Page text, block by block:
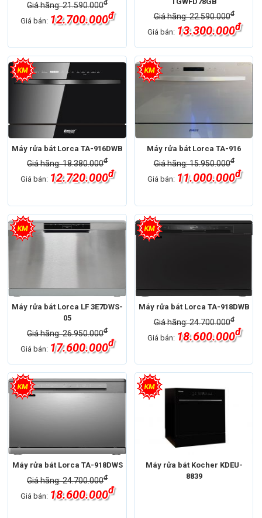
Giá hãng: 21.590.000đ
Giá bán: 12.700.000đ Giá hãng: 22.590.000đ
Giá bán: 13.300.000đ
Máy rửa bát Lorca TA-916DWB
Giá hãng: 18.380.000đ
Giá bán: 12.720.000đ
Máy rửa bát Lorca TA-916
Giá hãng: 15.950.000đ
Giá bán: 11.000.000đ
Máy rửa bát Lorca LF 3E7DWS-
05
Giá hãng: 26.950.000đ
Giá bán: 17.600.000đ
Máy rửa bát Lorca TA-918DWB
Giá hãng: 24.700.000đ
Giá bán: 18.600.000đ
Máy rửa bát Lorca TA-918DWS
Giá hãng: 24.700.000đ
Giá bán: 18.600.000đ
Máy rửa bát Kocher KDEU-
8839